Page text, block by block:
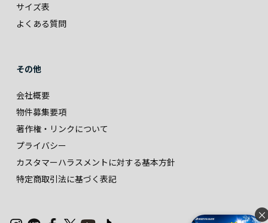
×
サイズ表
よくある質問
その他
会社概要
物件募集要項
著作権・リンクについて
プライバシー
カスタマーハラスメントに対する基本方針
特定商取引法に基づく表記